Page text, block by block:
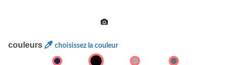
couleurs choisissez la couleur